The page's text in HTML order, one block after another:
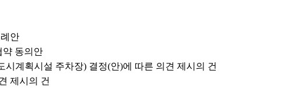
안
약 동의안
계획시설 주차장) 결정(안)에 따른 의견 제시의 건
제시의 건